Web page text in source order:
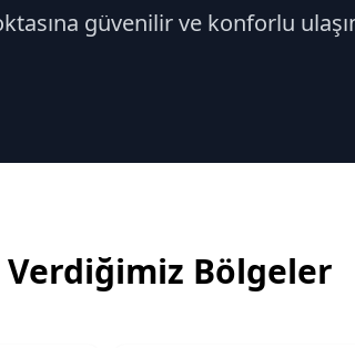
güvenilir ve konforlu
Bölgeler